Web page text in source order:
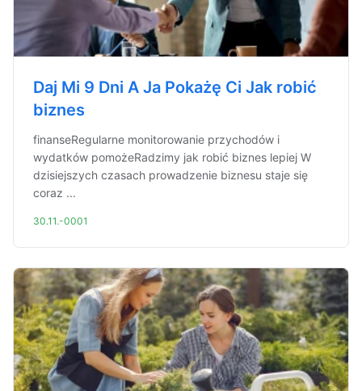
Daj Mi 9 Dni A Ja Pokażę Ci Jak robić
biznes
finanseRegularne monitorowanie przychodów i
wydatków pomożeRadzimy jak robić biznes lepiej W
dzisiejszych czasach prowadzenie biznesu staje się
coraz ...
30.11.-0001